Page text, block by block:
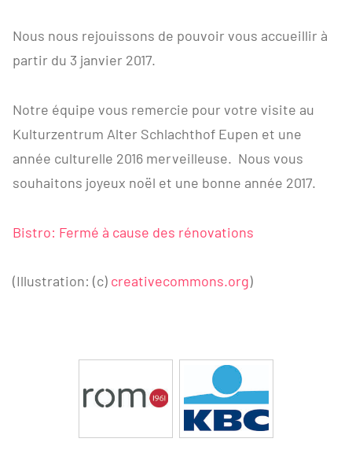
Nous nous rejouissons de pouvoir vous accueillir à
partir du 3 janvier 2017.
Notre équipe vous remercie pour votre visite au
Kulturzentrum Alter Schlachthof Eupen et une
année culturelle 2016 merveilleuse. Nous vous
souhaitons joyeux noël et une bonne année 2017.
Bistro: Fermé à cause des rénovations
(Illustration: (c) creativecommons.org)